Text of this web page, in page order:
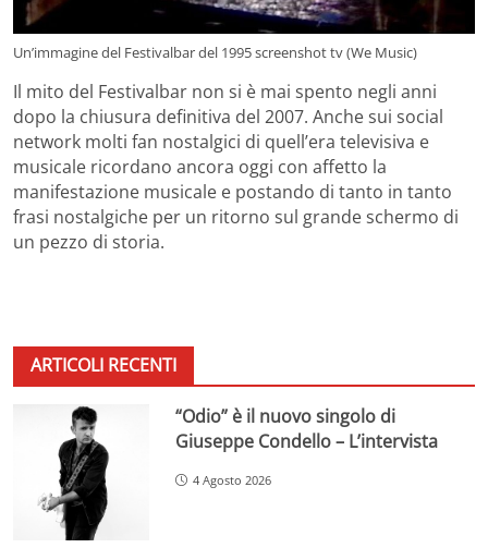
Un’immagine del Festivalbar del 1995 screenshot tv (We Music)
Il mito del Festivalbar non si è mai spento negli anni
dopo la chiusura definitiva del 2007. Anche sui social
network molti fan nostalgici di quell’era televisiva e
musicale ricordano ancora oggi con affetto la
manifestazione musicale e postando di tanto in tanto
frasi nostalgiche per un ritorno sul grande schermo di
un pezzo di storia.
ARTICOLI RECENTI
“Odio” è il nuovo singolo di
Giuseppe Condello – L’intervista
4 Agosto 2026